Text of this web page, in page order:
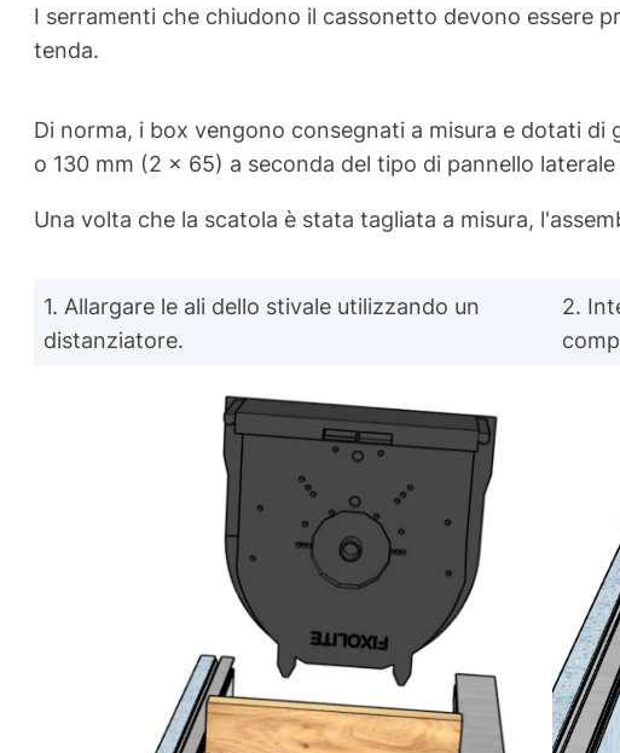
I serramenti che chiudono il cassonetto devono essere
tenda.
Di norma, i box vengono consegnati a misura e dotati
o 130 mm (2 x 65) a seconda del tipo di pannello
Una volta che la scatola è stata tagliata a misura,
1. Allargare le ali dello stivale utilizzando un
distanziatore.
2.